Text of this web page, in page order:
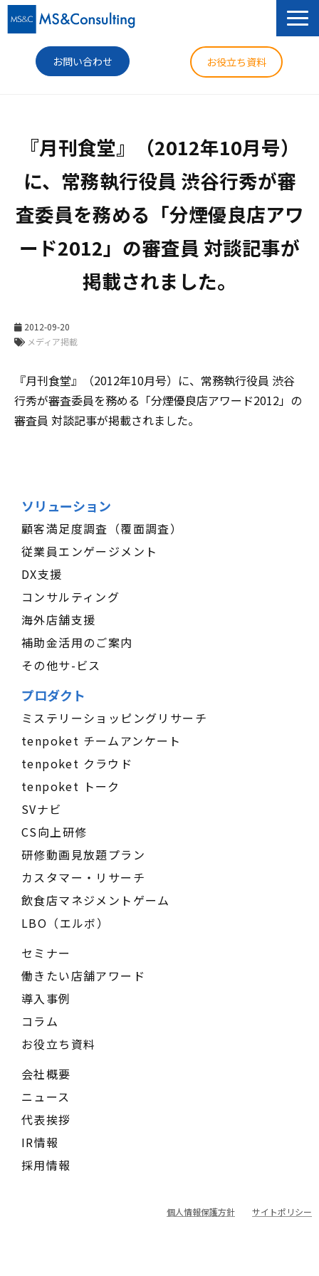
お問い合わせ お役立ち資料
セミナー
導入事例
コラム
ニュース
『月刊食堂』（2012年10月号）
に、常務執行役員 渋谷行秀が審
査委員を務める「分煙優良店アワ
ード2012」の審査員 対談記事が
掲載されました。
2012-09-20
メディア掲載
『月刊食堂』（2012年10月号）に、常務執行役員 渋谷
行秀が審査委員を務める「分煙優良店アワード2012」の
審査員 対談記事が掲載されました。
ソリューション
顧客満足度調査（覆面調査）
従業員エンゲージメント
DX支援
コンサルティング
海外店舗支援
補助金活用のご案内
その他サ-ビス
プロダクト
ミステリーショッピングリサーチ
tenpoket チームアンケート
tenpoket クラウド
tenpoket トーク
SVナビ
CS向上研修
研修動画見放題プラン
カスタマー・リサーチ
飲食店マネジメントゲーム
LBO（エルボ）
セミナー
働きたい店舗アワード
導入事例
コラム
お役立ち資料
会社概要
ニュース
代表挨拶
IR情報
採用情報
個人情報保護方針 サイトポリシー